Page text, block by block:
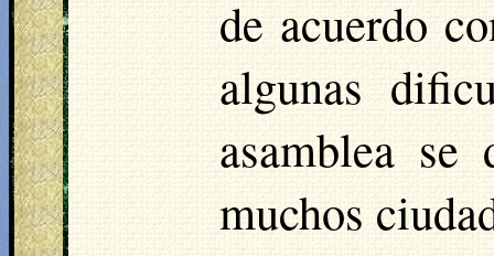
de acuerdo
algunas
asamblea
muchos